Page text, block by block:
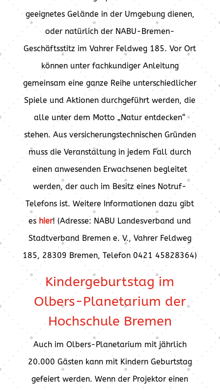
geeignetes Gelände in der Umgebung dienen,
oder natürlich der NABU-Bremen-
Geschäftsstitz im Vahrer Feldweg 185. Vor Ort
können unter fachkundiger Anleitung
gemeinsam eine ganze Reihe unterschiedlicher
Spiele und Aktionen durchgeführt werden, die
alle unter dem Motto „Natur entdecken“
stehen. Aus versicherungstechnischen Gründen
muss die Veranstaltung in jedem Fall durch
einen anwesenden Erwachsenen begleitet
werden, der auch im Besitz eines Notruf-
Telefons ist. Weitere Informationen dazu gibt
es hier! (Adresse: NABU Landesverband und
Stadtverband Bremen e. V., Vahrer Feldweg
185, 28309 Bremen, Telefon 0421 45828364)
Kindergeburtstag im
Olbers-Planetarium der
Hochschule Bremen
Auch im Olbers-Planetarium mit jährlich
20.000 Gästen kann mit Kindern Geburtstag
gefeiert werden. Wenn der Projektor einen